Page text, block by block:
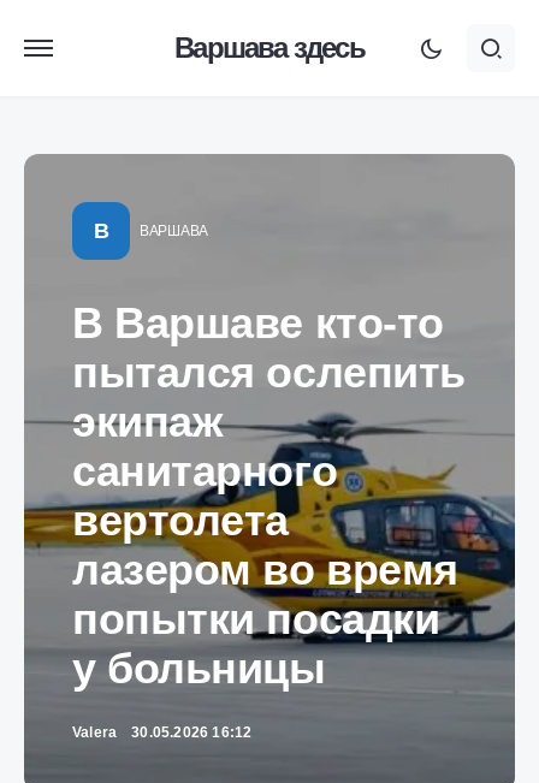
Варшава здесь
В ВАРШАВА
В Варшаве кто-то
пытался ослепить
экипаж
санитарного
вертолета
лазером во время
попытки посадки
у больницы
Valera 30.05.2026 16:12